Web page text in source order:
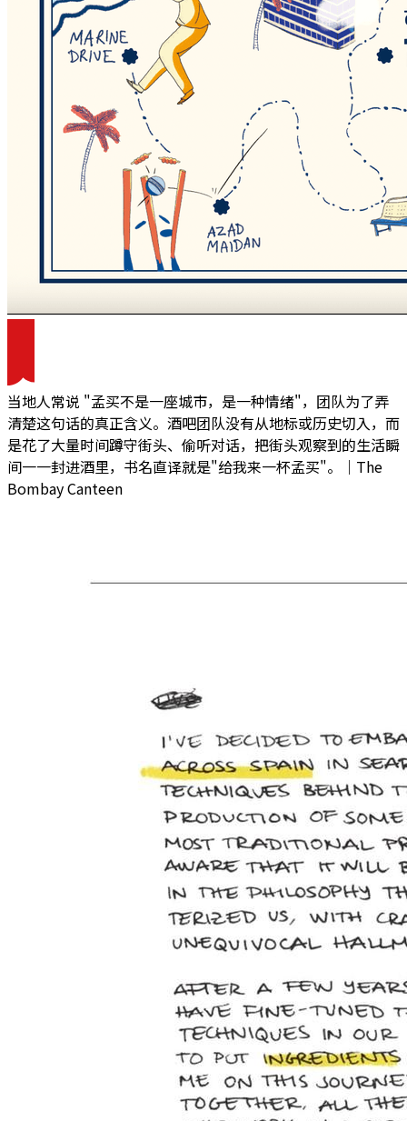
当地人常说 "孟买不是一座城市，是一种情绪"，团队为了弄
清楚这句话的真正含义。酒吧团队没有从地标或历史切入，而
是花了大量时间蹲守街头、偷听对话，把街头观察到的生活瞬
间一一封进酒里，书名直译就是"给我来一杯孟买"。｜The
Bombay Canteen